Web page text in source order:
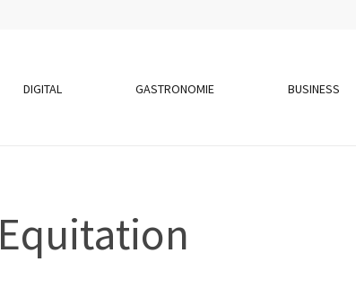
DIGITAL GASTRONOMIE BUSINESS
Equitation